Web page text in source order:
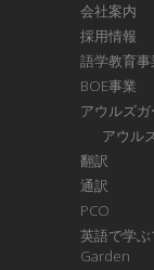
会社案内
採用情報
語学教育事
BOE事業
アウルズ
アウル
翻訳
通訳
PCO
英語で学
Garden